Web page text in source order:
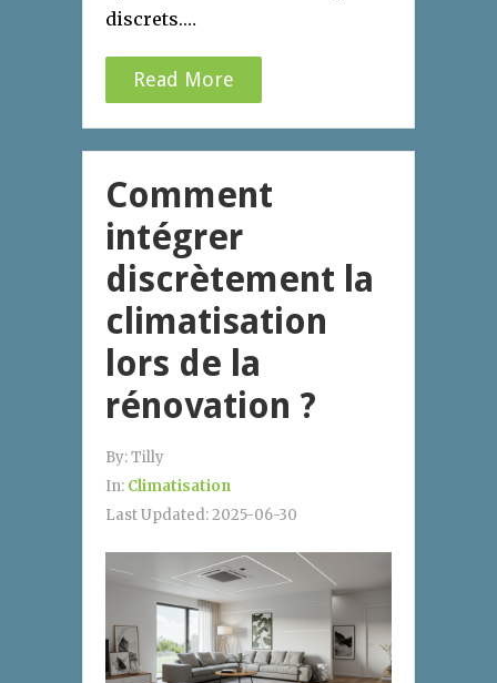
discrets.…
Read More
Comment
intégrer
discrètement la
climatisation
lors de la
rénovation ?
By:Tilly
In: Climatisation
Last Updated:2025-06-30